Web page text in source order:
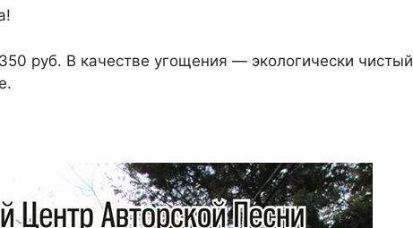
руб. В качестве угощения — экологически чистый